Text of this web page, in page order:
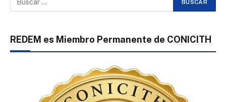
REDEM es Miembro Permanente de CONICITH